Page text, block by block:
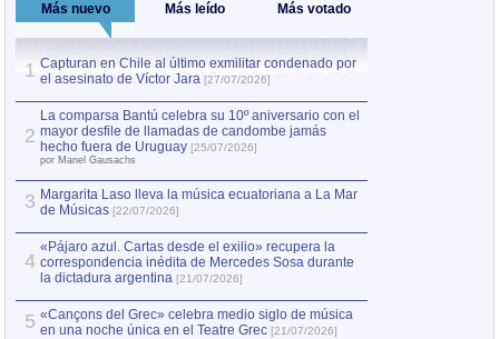
Más nuevo Más leído Más votado
1 Capturan en Chile al último exmilitar condenado por
el asesinato de Víctor Jara [27/07/2026]
2
La comparsa Bantú celebra su 10º aniversario con el
mayor desfile de llamadas de candombe jamás
hecho fuera de Uruguay [25/07/2026]
por Manel Gausachs
3 Margarita Laso lleva la música ecuatoriana a La Mar
de Músicas [22/07/2026]
4
«Pájaro azul. Cartas desde el exilio» recupera la
correspondencia inédita de Mercedes Sosa durante
la dictadura argentina [21/07/2026]
5 «Cançons del Grec» celebra medio siglo de música
en una noche única en el Teatre Grec [21/07/2026]